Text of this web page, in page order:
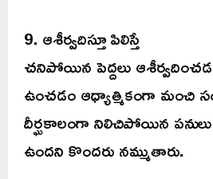
9. ఆశీర్వదిస్తూ పిలిస్తే
చనిపోయిన పెద్దలు
ఉంచడం ఆధ్యాత్మికంగా మంచి
దీర్ఘకాలంగా నిలిచిపోయిన
ఉందని కొందరు నమ్ముతారు.